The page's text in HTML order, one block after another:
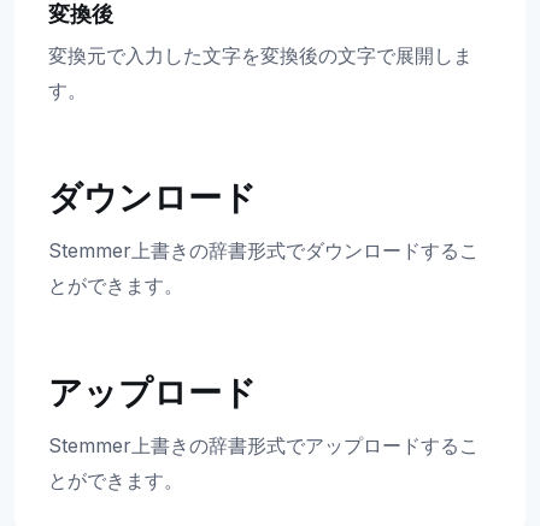
変換後
変換元で入力した文字を変換後の文字で展開しま
す。
ダウンロード
Stemmer上書きの辞書形式でダウンロードするこ
とができます。
アップロード
Stemmer上書きの辞書形式でアップロードするこ
とができます。